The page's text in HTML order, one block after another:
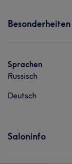
Besonderheiten
Sprachen
Russisch
Deutsch
Saloninfo